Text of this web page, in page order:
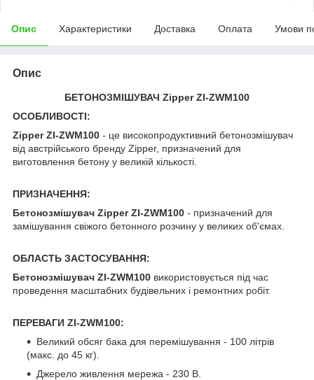
Опис Характеристики Доставка Оплата Умови
Опис
БЕТОНОЗМІШУВАЧ Zipper ZI-ZWM100
ОСОБЛИВОСТІ:
Zipper ZI-ZWM100 - це високопродуктивний бетонозмішувач
від австрійського бренду Zipper, призначений для
виготовлення бетону у великій кількості.
ПРИЗНАЧЕННЯ:
Бетонозмішувач Zipper ZI-ZWM100 - призначений для
замішування свіжого бетонного розчину у великих об'ємах.
ОБЛАСТЬ ЗАСТОСУВАННЯ:
Бетонозмішувач ZI-ZWM100 використовується під час
проведення масштабних будівельних і ремонтних робіт.
ПЕРЕВАГИ ZI-ZWM100:
Великий обсяг бака для перемішування - 100 літрів
(макс. до 45 кг).
Джерело живлення мережа - 230 В.